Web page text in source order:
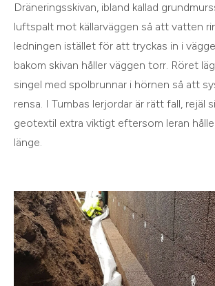
Dräneringsskivan, ibland kallad
luftspalt mot källarväggen så att vatten
ledningen istället för att tryckas in i
bakom skivan håller väggen torr. Röret
singel med spolbrunnar i hörnen så att
rensa. I Tumbas lerjordar är rätt fall, rejäl
geotextil extra viktigt eftersom leran
länge.